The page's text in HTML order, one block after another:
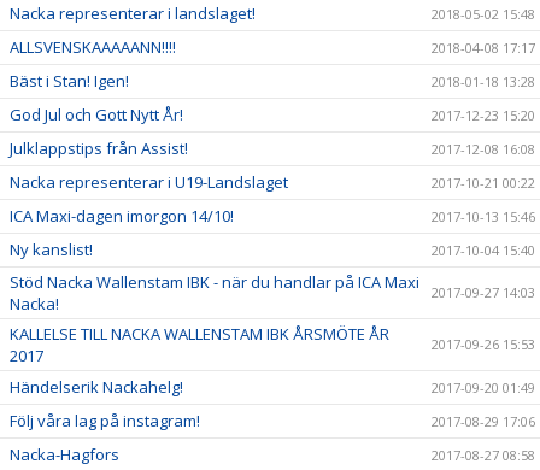
Nacka representerar i landslaget! 2018-05-02 15:48
ALLSVENSKAAAAANN!!!! 2018-04-08 17:17
Bäst i Stan! Igen! 2018-01-18 13:28
God Jul och Gott Nytt År! 2017-12-23 15:20
Julklappstips från Assist! 2017-12-08 16:08
Nacka representerar i U19-Landslaget 2017-10-21 00:22
ICA Maxi-dagen imorgon 14/10! 2017-10-13 15:46
Ny kanslist! 2017-10-04 15:40
Stöd Nacka Wallenstam IBK - när du handlar på ICA Maxi
Nacka!
2017-09-27 14:03
KALLELSE TILL NACKA WALLENSTAM IBK ÅRSMÖTE ÅR
2017
2017-09-26 15:53
Händelserik Nackahelg! 2017-09-20 01:49
Följ våra lag på instagram! 2017-08-29 17:06
Nacka-Hagfors 2017-08-27 08:58